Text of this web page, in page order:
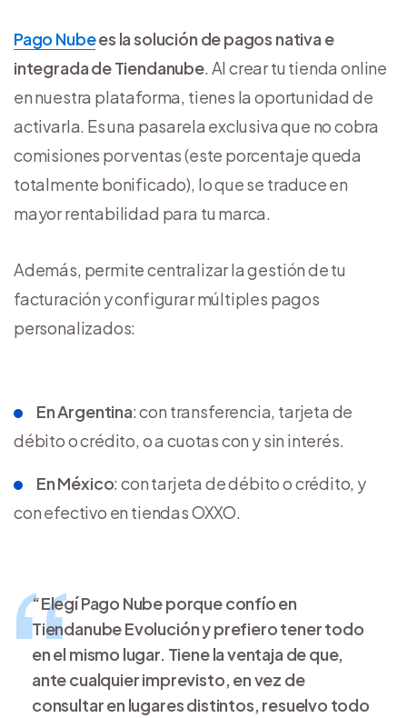
Pago Nubees la solución de pagos nativa e
integrada de Tiendanube. Al crear tu tienda online
en nuestra plataforma, tienes la oportunidad de
activarla. Es una pasarela exclusiva que no cobra
comisiones por ventas (este porcentaje queda
totalmente bonificado), lo que se traduce en
mayor rentabilidad para tu marca.
Además, permite centralizar la gestión de tu
facturación y configurar múltiples pagos
personalizados:
En Argentina: con transferencia, tarjeta de
débito o crédito, o a cuotas con y sin interés.
En México: con tarjeta de débito o crédito, y
con efectivo en tiendas OXXO.
“Elegí Pago Nube porque confío en
Tiendanube Evolución y prefiero tener todo
en el mismo lugar. Tiene la ventaja de que,
ante cualquier imprevisto, en vez de
consultar en lugares distintos, resuelvo todo